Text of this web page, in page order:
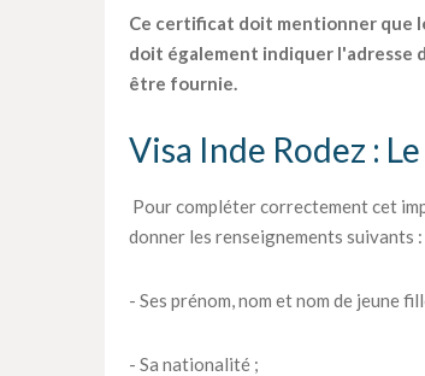
Ce certificat doit mentionner que
doit également indiquer l'adresse
être fournie.
Visa Inde Rodez :
Pour compléter correctement cet
donner les renseignements suivants :
- Ses prénom, nom et nom de jeune
- Sa nationalité ;